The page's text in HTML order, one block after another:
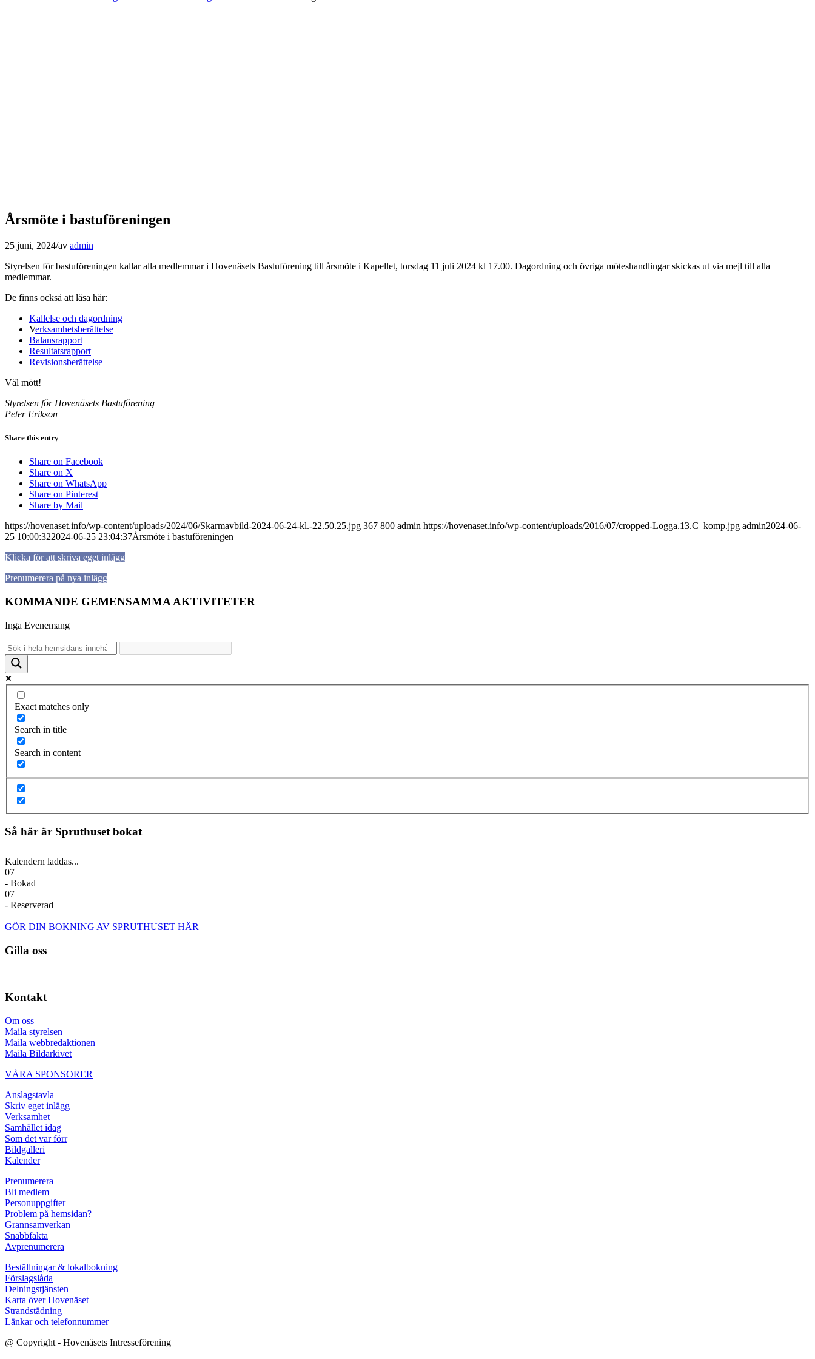
Årsmöte i bastuföreningen
25 juni, 2024/av admin
Styrelsen för bastuföreningen kallar alla medlemmar i Hovenäsets Bastuförening till årsmöte i Kapellet, torsdag 11 juli 2024 kl 17.00. Dagordning och övriga möteshandlingar skickas ut via mejl till alla
medlemmar.
De finns också att läsa här:
Kallelse och dagordning
Verksamhetsberättelse
Balansrapport
Resultatsrapport
Revisionsberättelse
Väl mött!
Styrelsen för Hovenäsets Bastuförening
Peter Erikson
Share this entry
Share on Facebook
Share on X
Share on WhatsApp
Share on Pinterest
Share by Mail
https://hovenaset.info/wp-content/uploads/2024/06/Skarmavbild-2024-06-24-kl.-22.50.25.jpg 367 800 admin https://hovenaset.info/wp-content/uploads/2016/07/cropped-Logga.13.C_komp.jpg admin2024-06-
25 10:00:322024-06-25 23:04:37Årsmöte i bastuföreningen
Klicka för att skriva eget inlägg
Prenumerera på nya inlägg
KOMMANDE GEMENSAMMA AKTIVITETER
Inga Evenemang
Exact matches only
Search in title
Search in content
Så här är Spruthuset bokat
Kalendern laddas...
07
- Bokad
07
- Reserverad
GÖR DIN BOKNING AV SPRUTHUSET HÄR
Gilla oss
Kontakt
Om oss
Maila styrelsen
Maila webbredaktionen
Maila Bildarkivet
VÅRA SPONSORER
Anslagstavla
Skriv eget inlägg
Verksamhet
Samhället idag
Som det var förr
Bildgalleri
Kalender
Prenumerera
Bli medlem
Personuppgifter
Problem på hemsidan?
Grannsamverkan
Snabbfakta
Avprenumerera
Beställningar & lokalbokning
Förslagslåda
Delningstjänsten
Karta över Hovenäset
Strandstädning
Länkar och telefonnummer
@ Copyright - Hovenäsets Intresseförening